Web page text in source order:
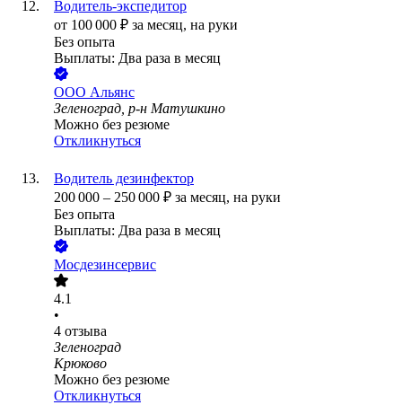
Водитель-экспедитор
от 100 000 ₽ за месяц, на руки
Без опыта
Выплаты: Два раза в месяц
ООО Альянс
Зеленоград, р-н Матушкино
Можно без резюме
Откликнуться
Водитель дезинфектор
200 000 – 250 000 ₽ за месяц, на руки
Без опыта
Выплаты: Два раза в месяц
Мосдезинсервис
4.1
•
4 отзыва
Зеленоград
Крюково
Можно без резюме
Откликнуться